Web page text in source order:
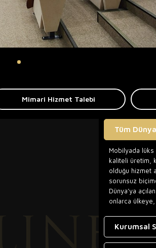
Mimari Hizmet Talebi
Tüm
Mobilyada lüks
kaliteli üretim,
olduğu hizmet
sorunsuz
Dünya’ya
onlarca
Kurumsal